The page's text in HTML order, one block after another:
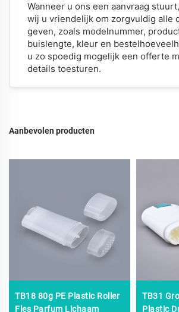
Wanneer u ons een aanvraag
wij u vriendelijk om zorgvuldig alle
geven, zoals modelnummer,
buislengte, kleur en
u zo spoedig mogelijk een offerte
details toesturen.
Aanbevolen producten
TB18 80g PE Plastic Roller
Fles Parfum Lichaam
TB31
Plastic